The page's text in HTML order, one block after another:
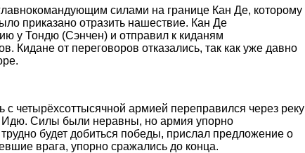
силами на границе Кан Де, которому
приказано отразить нашествие. Кан Де
у Тондю (Сэнчен) и отправил к киданям
Кидане от переговоров отказались, так как уже давно
с четырёхсоттысячной армией переправился через реку
Идю. Силы были неравны, но армия упорно
будет добиться победы, прислал предложение о
врага, упорно сражались до конца.